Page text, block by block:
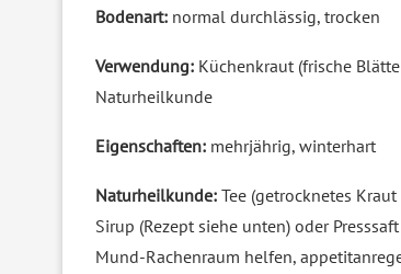
Bodenart: normal durchlässig, trocken
Verwendung: Küchenkraut (frische
Naturheilkunde
Eigenschaften: mehrjährig, winterhart
Naturheilkunde: Tee (getrocknetes
Sirup (Rezept siehe unten) oder
Mund-Rachenraum helfen,